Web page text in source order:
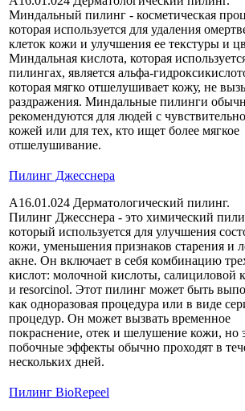
Миндальный пилинг - косметическая
которая используется для удаления
клеток кожи и улучшения ее текстуры и
Миндальная кислота, которая
пилингах, является альфа-
которая мягко отшелушивает кожу, не
раздражения. Миндальные пилинги
рекомендуются для людей с
кожей или для тех, кто ищет более мягкое
отшелушивание.
Пилинг Джесснера
A16.01.024 Дерматологический пилинг.
Пилинг Джесснера - это химический
который используется для улучшения
кожи, уменьшения признаков старения и
акне. Он включает в себя комбинацию
кислот: молочной кислоты, салициловой
и resorcinol. Этот пилинг может быть
как одноразовая процедура или в виде
процедур. Он может вызвать временное
покраснение, отек и шелушение кожи, но
побочные эффекты обычно проходят в
нескольких дней.
Пилинг BioRepeel